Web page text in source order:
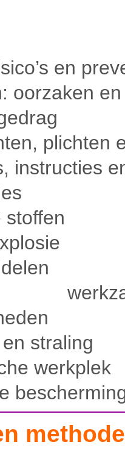
en
oorzaken
plichten
instructies
stoffen
straling
werkplek